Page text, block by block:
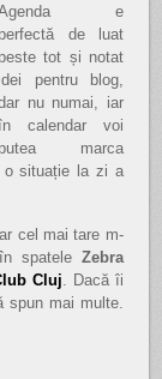
e
perfectă de luat
peste tot și notat
idei pentru blog,
nu numai, iar
calendar voi
putea marca
o situație la zi a
cel mai tare m-
spatele Zebra
Cluj. Dacă îi
spun mai multe.